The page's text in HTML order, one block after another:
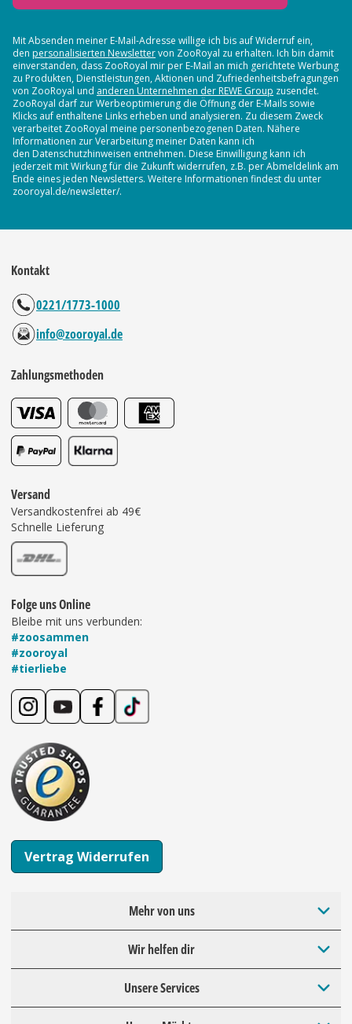
Mit Absenden meiner E-Mail-Adresse willige ich bis auf Widerruf ein,
den personalisierten Newslettervon ZooRoyal zu erhalten. Ich bin damit
einverstanden, dass ZooRoyal mir per E-Mail an mich gerichtete Werbung
zu Produkten, Dienstleistungen, Aktionen und Zufriedenheitsbefragungen
von ZooRoyal und anderen Unternehmen der REWE Group zusendet.
ZooRoyal darf zur Werbeoptimierung die Öffnung der E-Mails sowie
Klicks auf enthaltene Links erheben und analysieren. Zu diesem Zweck
verarbeitet ZooRoyal meine personenbezogenen Daten. Nähere
Informationen zur Verarbeitung meiner Daten kann ich
den Datenschutzhinweisen entnehmen. Diese Einwilligung kann ich
jederzeit mit Wirkung für die Zukunft widerrufen, z.B. per Abmeldelink am
Ende eines jeden Newsletters. Weitere Informationen findest du unter
zooroyal.de/newsletter/.
Kontakt
0221/1773-1000
info@zooroyal.de
Zahlungsmethoden
Versand
Versandkostenfrei ab 49€
Schnelle Lieferung
Folge uns Online
Bleibe mit uns verbunden:
#zoosammen
#zooroyal
#tierliebe
Vertrag Widerrufen
Mehr von uns
Wir helfen dir
Unsere Services